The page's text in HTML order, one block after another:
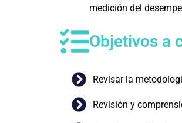
medición del
Objetivos a
Revisar la
Revisión y